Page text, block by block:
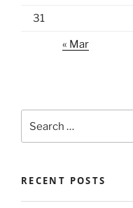
31
« Mar
for:
RECENT POSTS